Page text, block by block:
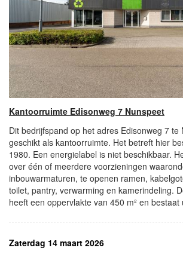
Kantoorruimte Edisonweg 7 Nunspeet
Dit bedrijfspand op het adres Edisonweg 7 te
geschikt als kantoorruimte. Het betreft hier
1980. Een energielabel is niet beschikbaar.
over één of meerdere voorzieningen
inbouwarmaturen, te openen ramen,
toilet, pantry, verwarming en kamerindeling.
heeft een oppervlakte van 450 m² en bestaat
Zaterdag 14 maart 2026